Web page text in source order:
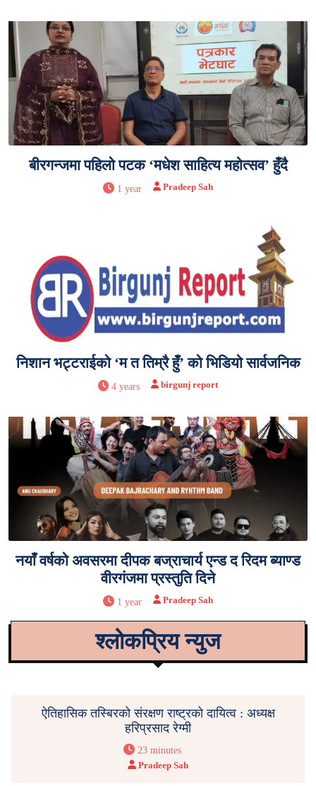
बीरगन्जमा पहिलो पटक ‘मधेश साहित्य महोत्सव’ हुँदै
1 year Pradeep Sah
निशान भट्टराईको ‘म त तिम्रै हुँ’ को भिडियो सार्वजनिक
4 years birgunj report
नयाँ वर्षको अवसरमा दीपक बज्राचार्य एन्ड द रिदम ब्याण्ड
वीरगंजमा प्रस्तुति दिने
1 year Pradeep Sah
श्लोकप्रिय न्युज
ऐतिहासिक तस्बिरको संरक्षण राष्ट्रको दायित्व : अध्यक्ष
हरिप्रसाद रेग्मी
23 minutes
Pradeep Sah